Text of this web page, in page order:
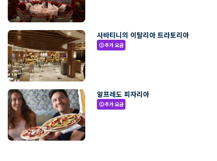
사바티니의 이탈리아 트라토리아
paid추가 요금
알프레도 피자리아
paid추가 요금